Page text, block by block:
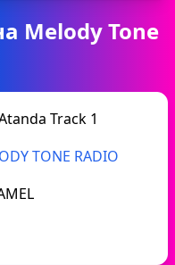
Melody Tone
Track 1
TONE RADIO